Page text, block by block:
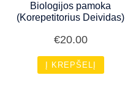
Biologijos pamoka
(Korepetitorius Deividas)
€20.00
Į KREPŠELĮ